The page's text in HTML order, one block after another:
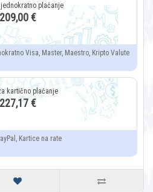
209,00 €
Visa, Master, Maestro, Kripto Valute
227,17 €
Kartice na rate